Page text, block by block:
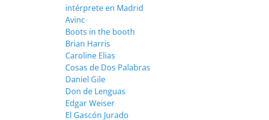
intérprete en Madrid
Avinc
Boots in the booth
Brian Harris
Caroline Elias
Cosas de Dos Palabras
Daniel Gile
Don de Lenguas
Edgar Weiser
El Gascón Jurado